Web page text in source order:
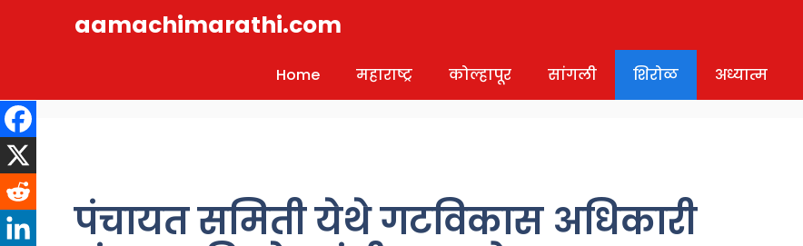
aamachimarathi.com
Home महाराष्ट्र कोल्हापूर सांगली शिरोळ अध्यात्म
पंचायत समिती येथे गटविकास अधिकारी